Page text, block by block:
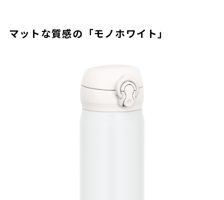
マットな質感の「モノホワイト」